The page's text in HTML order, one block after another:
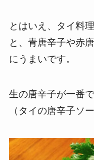
とはいえ、タイ料
と、青唐辛子や赤
にうまいです。
生の唐辛子が一番
（タイの唐辛子ソ